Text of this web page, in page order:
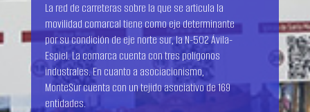
La red de carreteras sobre la que se articula la
movilidad comarcal tiene como eje determinante
por su condición de eje norte sur, la N-502 Ávila-
Espiel. La comarca cuenta con tres polígonos
industrales. En cuanto a asociacionismo,
MonteSur cuenta con un tejido asociativo de 169
entidades.